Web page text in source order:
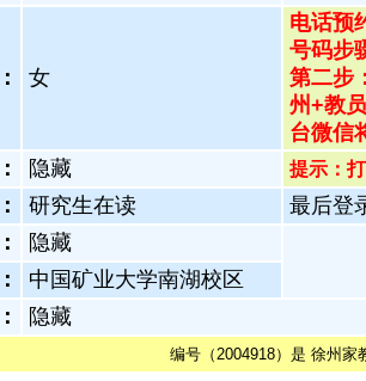
女
电话预
号码步
第二步
州+教
台微信
隐藏 提示：
研究生在读
最后登
隐藏
中国矿业大学南湖校区
隐藏
编号 （2004918）是 徐州家